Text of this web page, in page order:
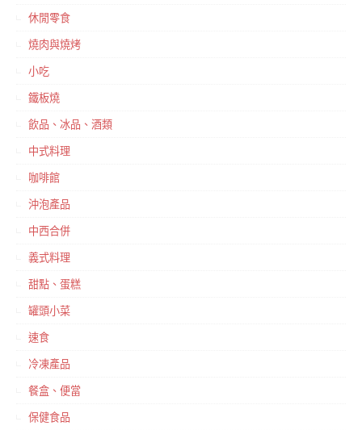
休閒零食
燒肉與燒烤
小吃
鐵板燒
飲品、冰品、酒類
中式料理
咖啡館
沖泡產品
中西合併
義式料理
甜點、蛋糕
罐頭小菜
速食
冷凍產品
餐盒、便當
保健食品